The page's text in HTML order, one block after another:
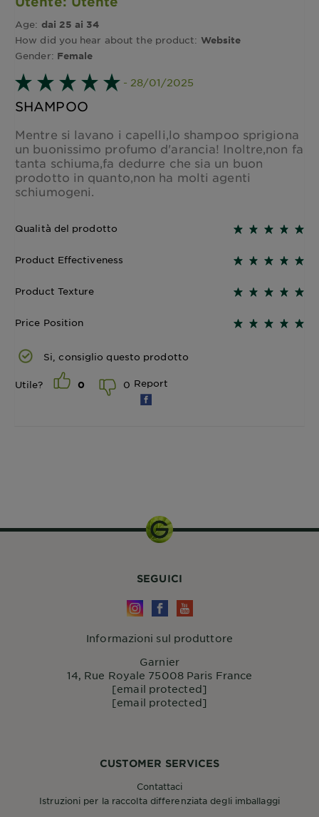
Age: dai 25 ai 34
How did you hear about the product: Website
Gender: Female
- 28/01/2025
SHAMPOO
Mentre si lavano i capelli,lo shampoo sprigiona
un buonissimo profumo d'arancia! Inoltre,non fa
tanta schiuma,fa dedurre che sia un buon
prodotto in quanto,non ha molti agenti
schiumogeni.
Qualità del prodotto
Product Effectiveness
Product Texture
Price Position
Si, consiglio questo prodotto
Utile? 0 0 Report
CUSTOMER SERVICES
Contattaci
Istruzioni per la raccolta differenziata degli imballaggi
SEGUICI
Informazioni sul produttore
Garnier
14, Rue Royale 75008 Paris France
[email protected]
[email protected]